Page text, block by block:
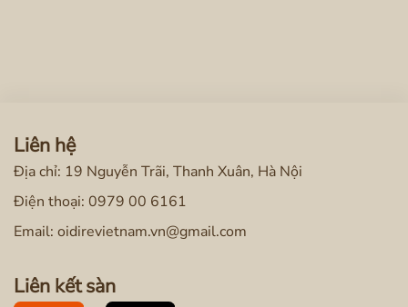
Liên hệ
Địa chỉ: 19 Nguyễn Trãi, Thanh Xuân, Hà Nội
Điện thoại: 0979 00 6161
Email: oidirevietnam.vn@gmail.com
Liên kết sàn